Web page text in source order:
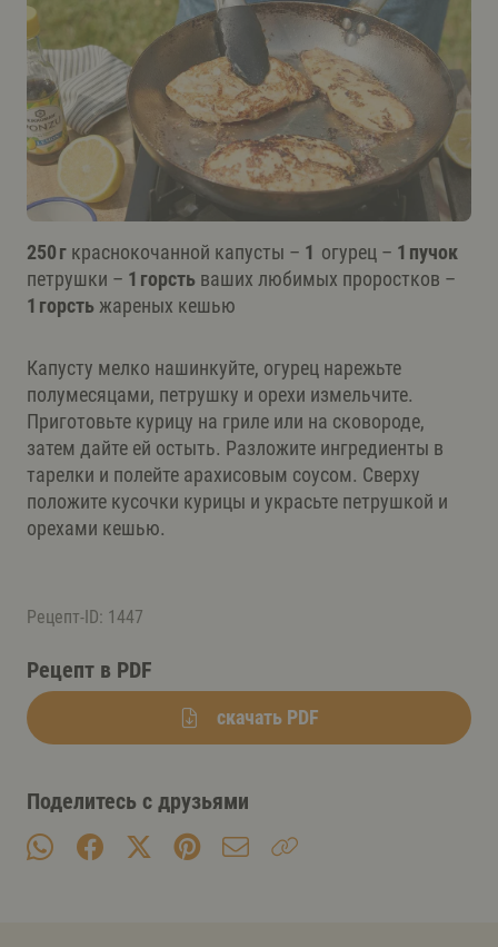
250 г краснокочанной капусты – 1 огурец – 1 пучок
петрушки – 1 горсть ваших любимых проростков –
1 горстьжареных кешью
Капусту мелко нашинкуйте, огурец нарежьте
полумесяцами, петрушку и орехи измельчите.
Приготовьте курицу на гриле или на сковороде,
затем дайте ей остыть. Разложите ингредиенты в
тарелки и полейте арахисовым соусом. Сверху
положите кусочки курицы и украсьте петрушкой и
орехами кешью.
Рецепт-ID: 1447
Рецепт в PDF
скачать PDF
Поделитесь с друзьями